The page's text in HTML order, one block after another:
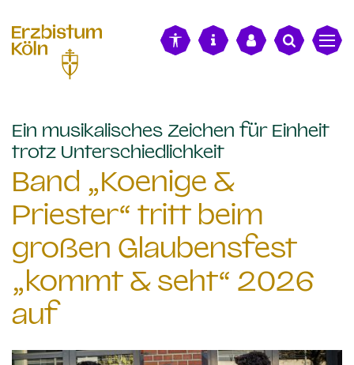
Ein musikalisches Zeichen für Einheit
trotz Unterschiedlichkeit:
Band „Koenige &
Priester“ tritt beim
großen Glaubensfest
„kommt & seht“ 2026
auf